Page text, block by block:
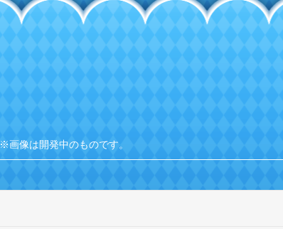
※画像は開発中のものです。